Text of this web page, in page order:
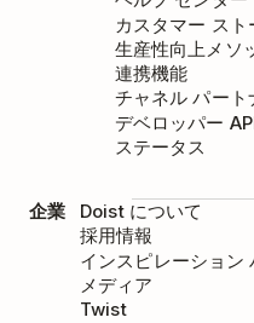
カスタマー スト
生産性向上メソ
連携機能
チャネル パート
デベロッパー
ステータス
企業
Doist について
採用情報
インスピレーション
メディア
Twist